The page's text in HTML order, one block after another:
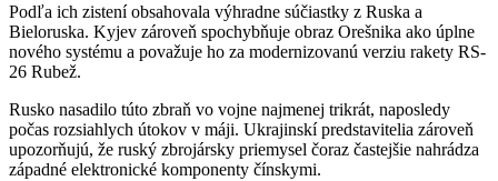
Podľa ich zistení obsahovala výhradne súčiastky z Ruska a
Bieloruska. Kyjev zároveň spochybňuje obraz Orešnika ako úplne
nového systému a považuje ho za modernizovanú verziu rakety RS-
26 Rubež.
Rusko nasadilo túto zbraň vo vojne najmenej trikrát, naposledy
počas rozsiahlych útokov v máji. Ukrajinskí predstavitelia zároveň
upozorňujú, že ruský zbrojársky priemysel čoraz častejšie nahrádza
západné elektronické komponenty čínskymi.